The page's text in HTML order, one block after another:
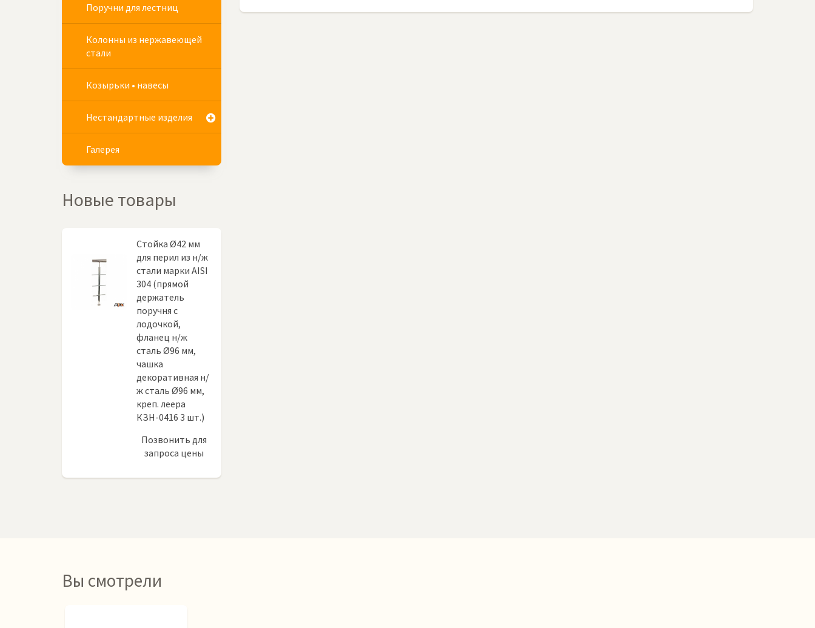
Поручни для лестниц
Колонны из нержавеющей
стали
Козырьки • навесы
Нестандартные изделия
Галерея
Новые товары
Стойка Ø42 мм
для перил из н/ж
стали марки AISI
304 (прямой
держатель
поручня с
лодочкой,
фланец н/ж
сталь Ø96 мм,
чашка
декоративная н/
ж сталь Ø96 мм,
креп. леера
КЗН-0416 3 шт.)
Позвонить для
запроса цены
Вы смотрели